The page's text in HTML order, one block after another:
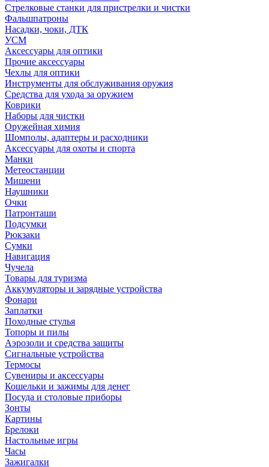
Стрелковые станки для пристрелки и чистки
Фальшпатроны
Насадки, чоки, ДТК
УСМ
Аксессуары для оптики
Прочие аксессуары
Чехлы для оптики
Инструменты для обслуживания оружия
Средства для ухода за оружием
Коврики
Наборы для чистки
Оружейная химия
Шомполы, адаптеры и расходники
Аксессуары для охоты и спорта
Манки
Метеостанции
Мишени
Наушники
Очки
Патронташи
Подсумки
Рюкзаки
Сумки
Навигация
Чучела
Товары для туризма
Аккумуляторы и зарядные устройства
Фонари
Заплатки
Походные стулья
Топоры и пилы
Аэрозоли и средства защиты
Сигнальные устройства
Термосы
Сувениры и аксессуары
Кошельки и зажимы для денег
Посуда и столовые приборы
Зонты
Картины
Брелоки
Настольные игры
Часы
Зажигалки